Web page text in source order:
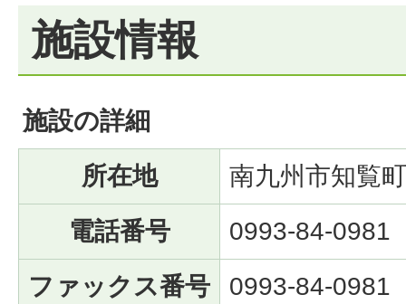
施設情報
施設の詳細
所在地
南九州市知覧
電話番号
0993-84-0981
ファックス番号
0993-84-0981